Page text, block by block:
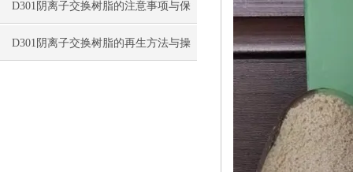
D301阴离子交换树脂的注意事项与保
存方法
D301阴离子交换树脂的再生方法与操